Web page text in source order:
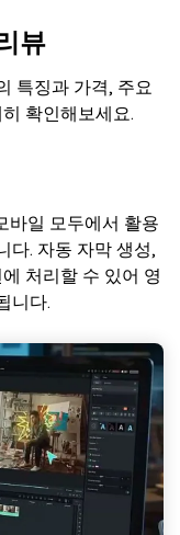
뷰
특징과 가격, 주요
확인해보세요.
바일 모두에서 활용
다. 자동 자막 생성,
처리할 수 있어 영
니다.